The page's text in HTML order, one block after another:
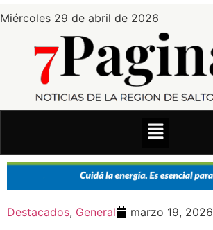
Miércoles 29 de abril de 2026
Destacados, General marzo 19, 2026